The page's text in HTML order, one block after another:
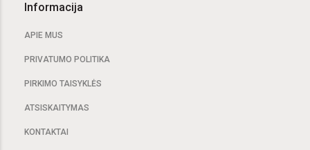
Informacija
APIE MUS
PRIVATUMO POLITIKA
PIRKIMO TAISYKLĖS
ATSISKAITYMAS
KONTAKTAI